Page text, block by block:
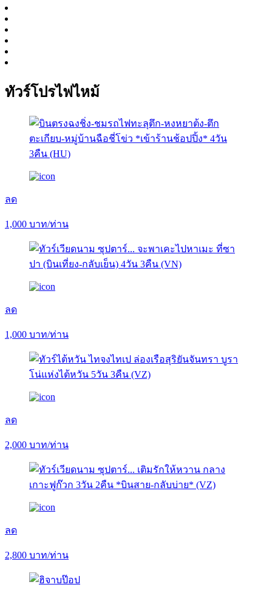
ทัวร์โปรไฟไหม้
ลด
1,000 บาท/ท่าน
ลด
1,000 บาท/ท่าน
ลด
2,000 บาท/ท่าน
ลด
2,800 บาท/ท่าน